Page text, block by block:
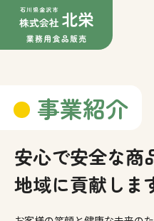
事業紹介
安心で安全な商
地域に貢献しま